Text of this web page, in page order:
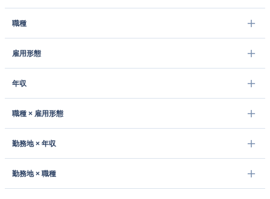
職種
雇用形態
年収
職種 × 雇用形態
勤務地 × 年収
勤務地 × 職種